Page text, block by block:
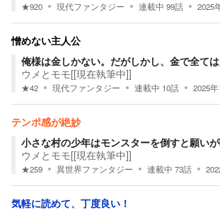
★920 現代ファンタジー 連載中 99話 2025
憎めない主人公
俺様は金しかない。だがしかし、金で全て
ウメとモモ[[現在執筆中]]
★42 現代ファンタジー 連載中 10話 2025
テンポ感が絶妙
小さな村の少年はモンスターを倒すと願いが
ウメとモモ[[現在執筆中]]
★259 異世界ファンタジー 連載中 73話
気軽に読めて、丁度良い！